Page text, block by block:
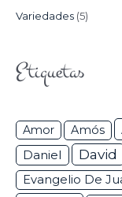
Variedades (5)
Etiquetas
Amor Amós
Daniel David
Evangelio De